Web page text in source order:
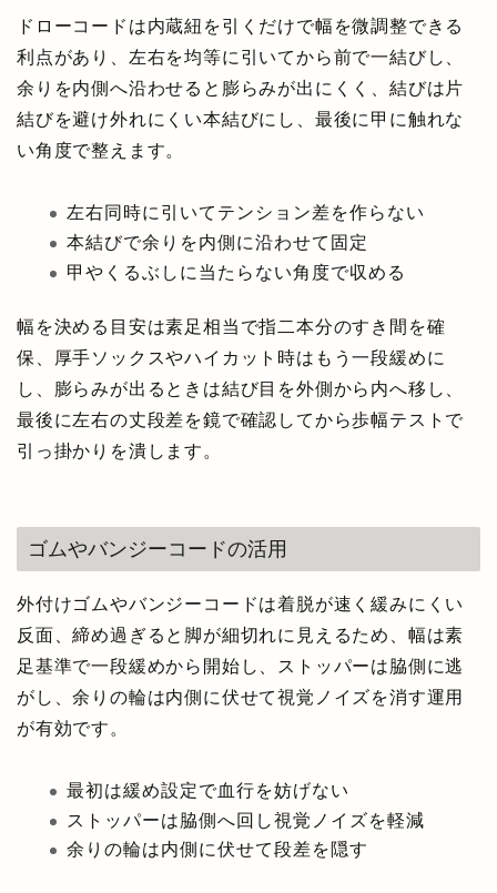
ドローコードは内蔵紐を引くだけで幅を微調整できる
利点があり、左右を均等に引いてから前で一結びし、
余りを内側へ沿わせると膨らみが出にくく、結びは片
結びを避け外れにくい本結びにし、最後に甲に触れな
い角度で整えます。
左右同時に引いてテンション差を作らない
本結びで余りを内側に沿わせて固定
甲やくるぶしに当たらない角度で収める
幅を決める目安は素足相当で指二本分のすき間を確
保、厚手ソックスやハイカット時はもう一段緩めに
し、膨らみが出るときは結び目を外側から内へ移し、
最後に左右の丈段差を鏡で確認してから歩幅テストで
引っ掛かりを潰します。
ゴムやバンジーコードの活用
外付けゴムやバンジーコードは着脱が速く緩みにくい
反面、締め過ぎると脚が細切れに見えるため、幅は素
足基準で一段緩めから開始し、ストッパーは脇側に逃
がし、余りの輪は内側に伏せて視覚ノイズを消す運用
が有効です。
最初は緩め設定で血行を妨げない
ストッパーは脇側へ回し視覚ノイズを軽減
余りの輪は内側に伏せて段差を隠す